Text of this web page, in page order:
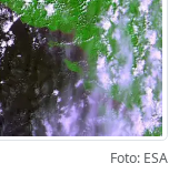
Foto: ESA